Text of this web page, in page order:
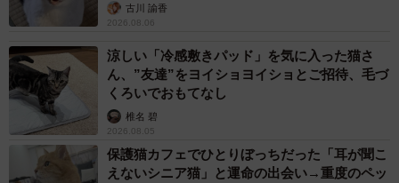
古川 諭香
2026.08.06
涼しい「冷感敷きパッド」を気に入った猫さ
ん、”友達”をヨイショヨイショとご招待、毛づ
くろいでおもてなし
椎名 碧
2026.08.05
保護猫カフェでひとりぼっちだった「耳が聞こ
えないシニア猫」と運命の出会い→重度のペッ